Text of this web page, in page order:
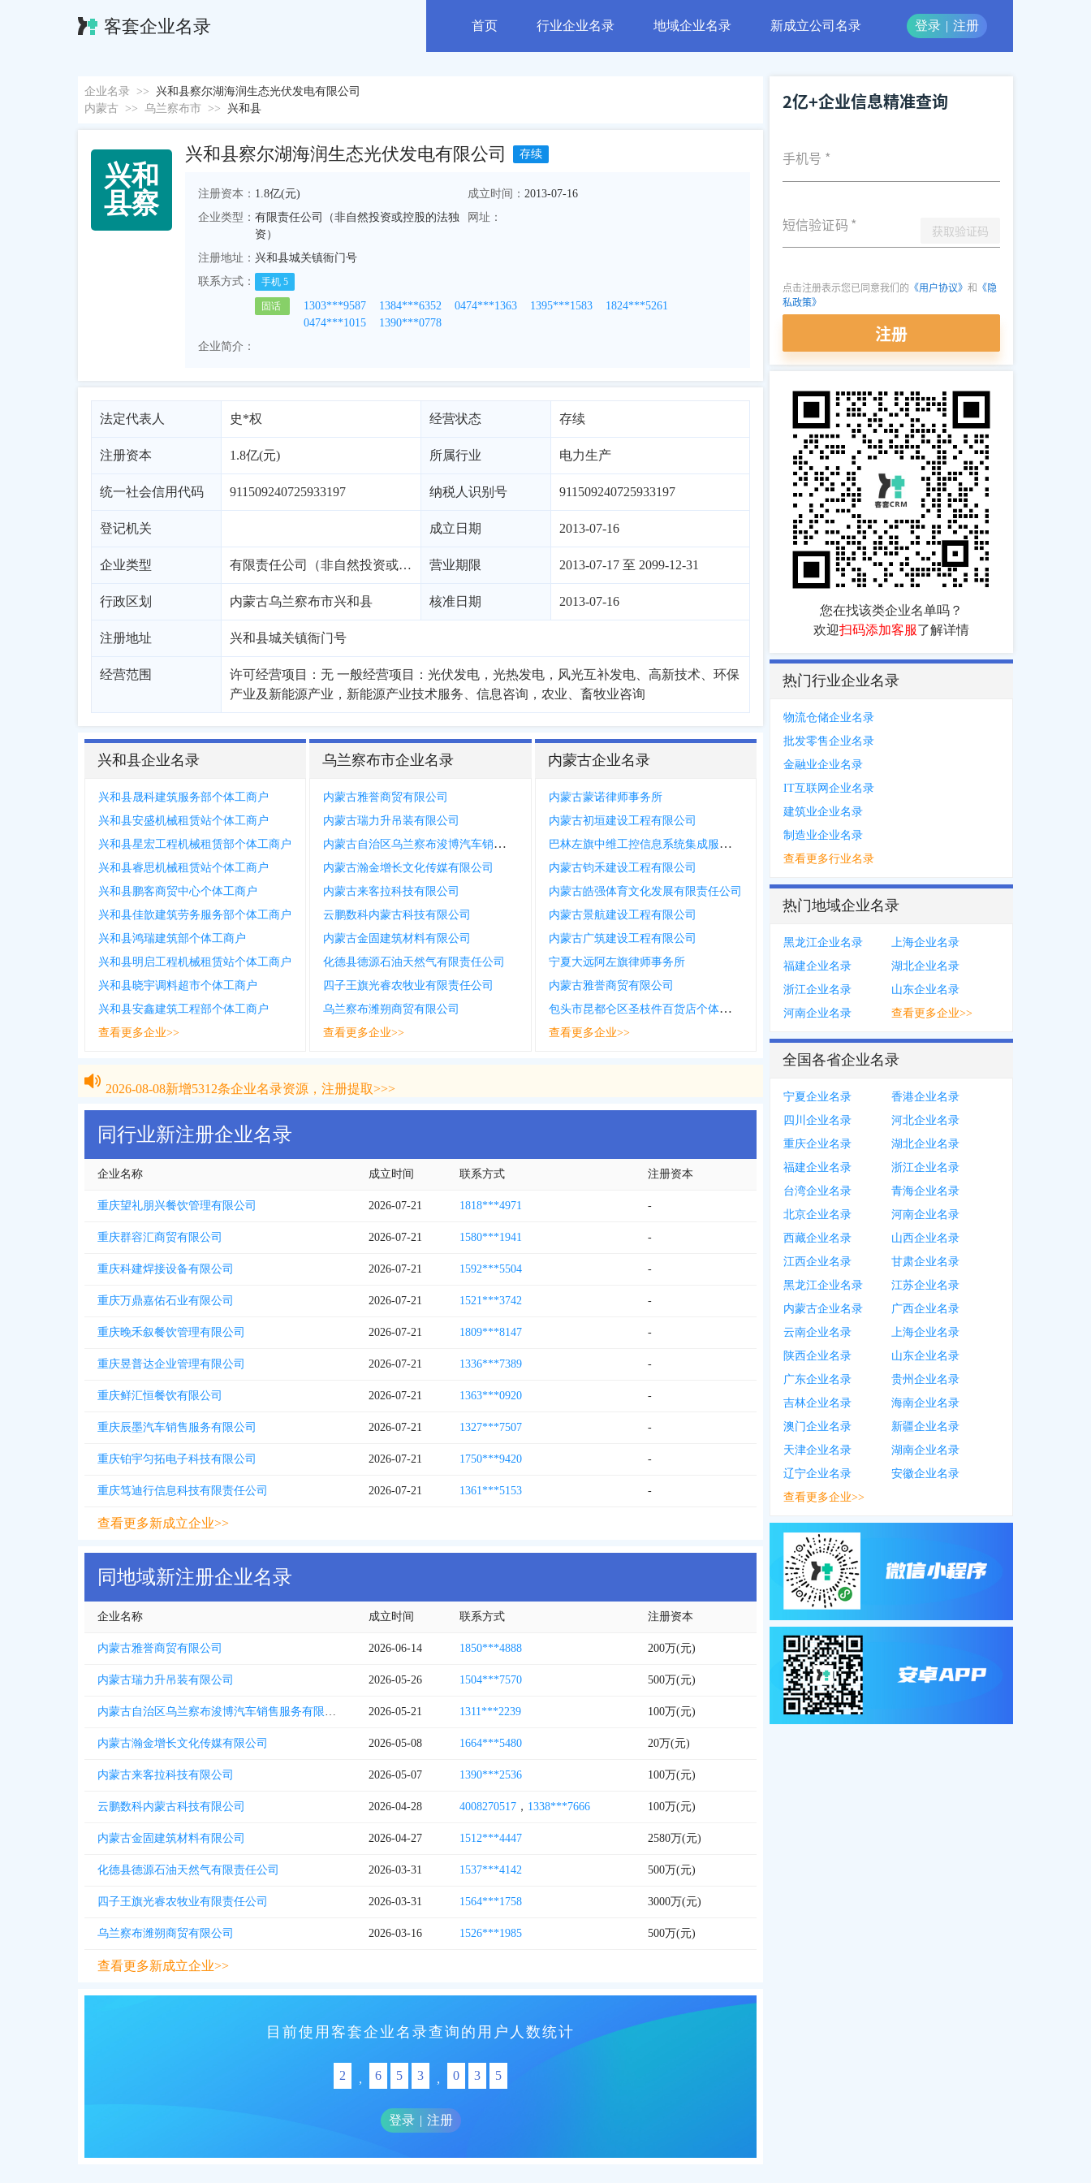
客套企业名录 首页 行业企业名录 地域企业名录 新成立公司名录 登录 | 注册
企业名录 >>
兴和县察尔湖海润生态光伏发电有限公司
内蒙古 >> 乌兰察布市 >> 兴和县
兴和
县察
兴和县察尔湖海润生态光伏发电有限公司 存续
注册资本： 1.8亿(元) 成立时间： 2013-07-16
企业类型： 有限责任公司（非自然投资或控股的法独
资）
网址：
注册地址： 兴和县城关镇衙门号
联系方式：
手机 5
固话 1303***9587 1384***6352 0474***1363 1395***1583
1824***5261
0474***1015
1390***0778
企业简介：
法定代表人 史*权 经营状态 存续
注册资本 1.8亿(元) 所属行业 电力生产
统一社会信用代码 911509240725933197 纳税人识别号 911509240725933197
登记机关 成立日期 2013-07-16
企业类型 有限责任公司（非自然投资或控股的法独资） 营业期限 2013-07-17 至 2099-12-31
行政区划 内蒙古乌兰察布市兴和县 核准日期 2013-07-16
注册地址 兴和县城关镇衙门号
经营范围
许可经营项目：无 一般经营项目：光伏发电，光热发电，风光互补发电、高新技术、环保
产业及新能源产业，新能源产业技术服务、信息咨询，农业、畜牧业咨询
兴和县企业名录
兴和县晟科建筑服务部个体工商户
兴和县安盛机械租赁站个体工商户
兴和县星宏工程机械租赁部个体工商户
兴和县睿思机械租赁站个体工商户
兴和县鹏客商贸中心个体工商户
兴和县佳歆建筑劳务服务部个体工商户
兴和县鸿瑞建筑部个体工商户
兴和县明启工程机械租赁站个体工商户
兴和县晓宇调料超市个体工商户
兴和县安鑫建筑工程部个体工商户
查看更多企业>>
乌兰察布市企业名录
内蒙古雅誉商贸有限公司
内蒙古瑞力升吊装有限公司
内蒙古自治区乌兰察布浚博汽车销售服务有限责任公司
内蒙古瀚金增长文化传媒有限公司
内蒙古来客拉科技有限公司
云鹏数科内蒙古科技有限公司
内蒙古金固建筑材料有限公司
化德县德源石油天然气有限责任公司
四子王旗光睿农牧业有限责任公司
乌兰察布潍朔商贸有限公司
查看更多企业>>
内蒙古企业名录
内蒙古蒙诺律师事务所
内蒙古初垣建设工程有限公司
巴林左旗中维工控信息系统集成服务中心个体工商户
内蒙古钧禾建设工程有限公司
内蒙古皓强体育文化发展有限责任公司
内蒙古景航建设工程有限公司
内蒙古广筑建设工程有限公司
宁夏大远阿左旗律师事务所
内蒙古雅誉商贸有限公司
包头市昆都仑区圣枝件百货店个体工商户
查看更多企业>>
新增 条企业名录资源，注册提取>>>
2026-08-08新增5312条企业名录资源，注册提取>>>
同行业新注册企业名录
企业名称 成立时间 联系方式 注册资本
重庆望礼朋兴餐饮管理有限公司 2026-07-21 1818***4971 -
重庆群容汇商贸有限公司 2026-07-21 1580***1941 -
重庆科建焊接设备有限公司 2026-07-21 1592***5504 -
重庆万鼎嘉佑石业有限公司 2026-07-21 1521***3742 -
重庆晚禾叙餐饮管理有限公司 2026-07-21 1809***8147 -
重庆昱普达企业管理有限公司 2026-07-21 1336***7389 -
重庆鲜汇恒餐饮有限公司 2026-07-21 1363***0920 -
重庆辰墨汽车销售服务有限公司 2026-07-21 1327***7507 -
重庆铂宇匀拓电子科技有限公司 2026-07-21 1750***9420 -
重庆笃迪行信息科技有限责任公司 2026-07-21 1361***5153 -
查看更多新成立企业>>
同地域新注册企业名录
企业名称 成立时间 联系方式 注册资本
内蒙古雅誉商贸有限公司 2026-06-14 1850***4888 200万(元)
内蒙古瑞力升吊装有限公司 2026-05-26 1504***7570 500万(元)
内蒙古自治区乌兰察布浚博汽车销售服务有限责任公司 2026-05-21 1311***2239 100万(元)
内蒙古瀚金增长文化传媒有限公司 2026-05-08 1664***5480 20万(元)
内蒙古来客拉科技有限公司 2026-05-07 1390***2536 100万(元)
云鹏数科内蒙古科技有限公司 2026-04-28 4008270517 ， 1338***7666 100万(元)
内蒙古金固建筑材料有限公司 2026-04-27 1512***4447 2580万(元)
化德县德源石油天然气有限责任公司 2026-03-31 1537***4142 500万(元)
四子王旗光睿农牧业有限责任公司 2026-03-31 1564***1758 3000万(元)
乌兰察布潍朔商贸有限公司 2026-03-16 1526***1985 500万(元)
查看更多新成立企业>>
目前使用客套企业名录查询的用户人数统计
2 , 6 5 3 , 0 3 5
登录 | 注册
2亿+企业信息精准查询
手机号 *
短信验证码 * 获取验证码
点击注册表示您已同意我们的 《用户协议》 和 《隐
私政策》
注册
您在找该类企业名单吗？
欢迎扫码添加客服了解详情
热门行业企业名录
物流仓储企业名录
批发零售企业名录
金融业企业名录
IT互联网企业名录
建筑业企业名录
制造业企业名录
查看更多行业名录
热门地域企业名录
黑龙江企业名录
上海企业名录
福建企业名录
湖北企业名录
浙江企业名录
山东企业名录
河南企业名录
查看更多企业>>
全国各省企业名录
宁夏企业名录
香港企业名录
四川企业名录
河北企业名录
重庆企业名录
湖北企业名录
福建企业名录
浙江企业名录
台湾企业名录
青海企业名录
北京企业名录
河南企业名录
西藏企业名录
山西企业名录
江西企业名录
甘肃企业名录
黑龙江企业名录
江苏企业名录
内蒙古企业名录
广西企业名录
云南企业名录
上海企业名录
陕西企业名录
山东企业名录
广东企业名录
贵州企业名录
吉林企业名录
海南企业名录
澳门企业名录
新疆企业名录
天津企业名录
湖南企业名录
辽宁企业名录
安徽企业名录
查看更多企业>>